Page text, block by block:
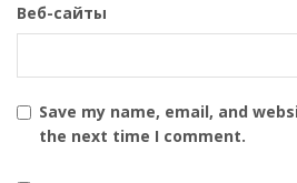
Веб-сайты
Save my name, email, and
the next time I comment.